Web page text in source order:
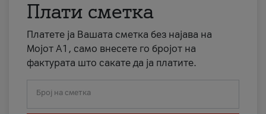
Плати сметка
Платете ја Вашата сметка без најава на
Мојот А1, само внесете го бројот на
фактурата што сакате да ја платите.
Број на сметка